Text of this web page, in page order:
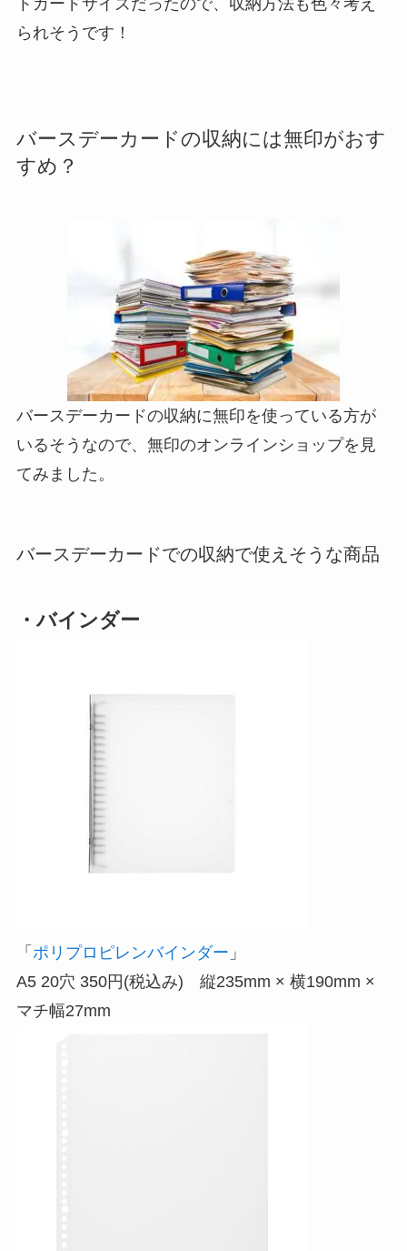
トカードサイズだったので、収納方法も色々考え
られそうです！
バースデーカードの収納には無印がおす
すめ？
バースデーカードの収納に無印を使っている方が
いるそうなので、無印のオンラインショップを見
てみました。
バースデーカードでの収納で使えそうな商品
・バインダー
「 ポリプロピレンバインダー 」
A5 20穴 350円(税込み) 縦235mm × 横190mm ×
マチ幅27mm